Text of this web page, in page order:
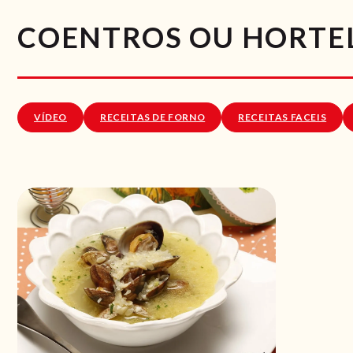
COENTROS OU
VÍDEO RECEITAS DE FORNO RECEITAS FACEIS